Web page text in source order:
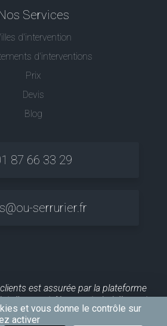
et vous donne le contrôle sur
activer
Services
d'intervention
d'interventions
Prix
Devis
Blog
87 66 33 29
serrurier.fr
est assurée par la plateforme
d'un contrôle a posteriori. Ils sont
durée maximale de 10 ans.